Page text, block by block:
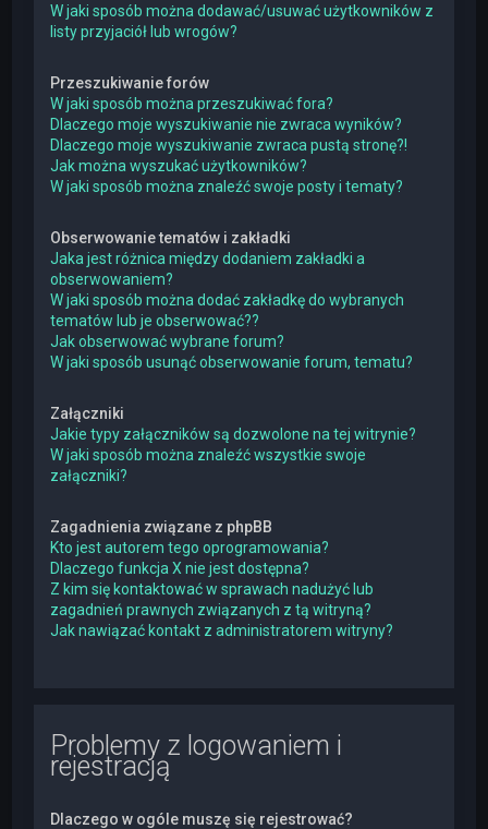
W jaki sposób można dodawać/usuwać użytkowników z
listy przyjaciół lub wrogów?
Przeszukiwanie forów
W jaki sposób można przeszukiwać fora?
Dlaczego moje wyszukiwanie nie zwraca wyników?
Dlaczego moje wyszukiwanie zwraca pustą stronę?!
Jak można wyszukać użytkowników?
W jaki sposób można znaleźć swoje posty i tematy?
Obserwowanie tematów i zakładki
Jaka jest różnica między dodaniem zakładki a
obserwowaniem?
W jaki sposób można dodać zakładkę do wybranych
tematów lub je obserwować??
Jak obserwować wybrane forum?
W jaki sposób usunąć obserwowanie forum, tematu?
Załączniki
Jakie typy załączników są dozwolone na tej witrynie?
W jaki sposób można znaleźć wszystkie swoje
załączniki?
Zagadnienia związane z phpBB
Kto jest autorem tego oprogramowania?
Dlaczego funkcja X nie jest dostępna?
Z kim się kontaktować w sprawach nadużyć lub
zagadnień prawnych związanych z tą witryną?
Jak nawiązać kontakt z administratorem witryny?
Problemy z logowaniem i
rejestracją
Dlaczego w ogóle muszę się rejestrować?